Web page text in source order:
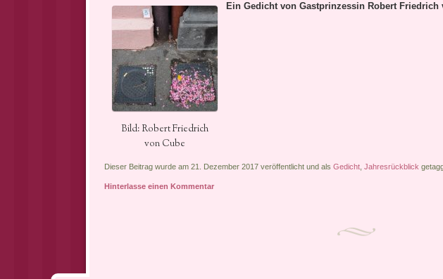
Bild: Robert Friedrich
von Cube
Ein Gedicht von Gastprinzessin Robert Friedrich
Dieser Beitrag wurde am 21. Dezember 2017 veröffentlicht und als Gedicht, Jahresrückblick
Hinterlasse einen Kommentar